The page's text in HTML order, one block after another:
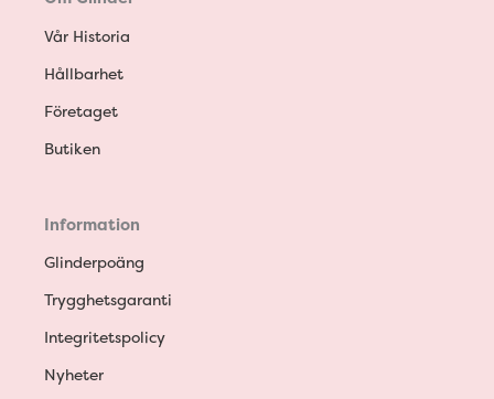
Vår Historia
Hållbarhet
Företaget
Butiken
Information
Glinderpoäng
Trygghetsgaranti
Integritetspolicy
Nyheter